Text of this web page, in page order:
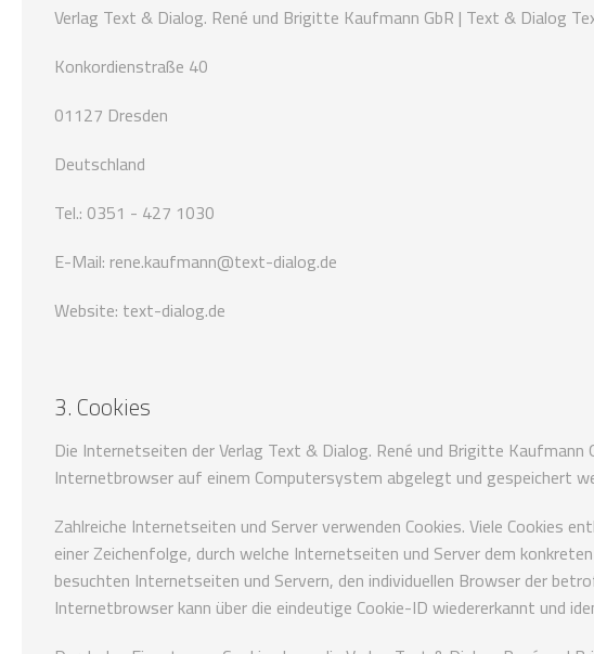
Verlag Text & Dialog. René und Brigitte Kaufmann GbR | Text & Dialog
Konkordienstraße 40
01127 Dresden
Deutschland
Tel.: 0351 - 427 1030
E-Mail: rene.kaufmann@text-dialog.de
Website: text-dialog.de
3. Cookies
Die Internetseiten der Verlag Text & Dialog. René und Brigitte
Internetbrowser auf einem Computersystem abgelegt und gespeichert
Zahlreiche Internetseiten und Server verwenden Cookies. Viele Cookies
einer Zeichenfolge, durch welche Internetseiten und Server dem
besuchten Internetseiten und Servern, den individuellen Browser der
Internetbrowser kann über die eindeutige Cookie-ID wiedererkannt und